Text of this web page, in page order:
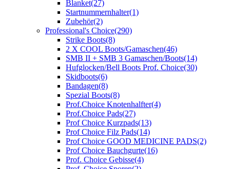
Blanket(27)
Startnummernhalter(1)
Zubehör(2)
Professional's Choice(290)
Strike Boots(8)
2 X COOL Boots/Gamaschen(46)
SMB II + SMB 3 Gamaschen/Boots(14)
Hufglocken/Bell Boots Prof. Choice(30)
Skidboots(6)
Bandagen(8)
Spezial Boots(8)
Prof.Choice Knotenhalfter(4)
Prof.Choice Pads(27)
Prof Choice Kurzpads(13)
Prof Choice Filz Pads(14)
Prof Choice GOOD MEDICINE PADS(2)
Prof Choice Bauchgurte(16)
Prof. Choice Gebisse(4)